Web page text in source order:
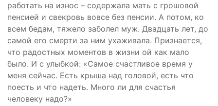
работать на износ – содержала мать с грошовой
пенсией и свекровь вовсе без пенсии. А потом, ко
всем бедам, тяжело заболел муж. Двадцать лет, до
самой его смерти за ним ухаживала. Признается,
что радостных моментов в жизни ой как мало
было. И с улыбкой: «Самое счастливое время у
меня сейчас. Есть крыша над головой, есть что
поесть и что надеть. Много ли для счастья
человеку надо?»